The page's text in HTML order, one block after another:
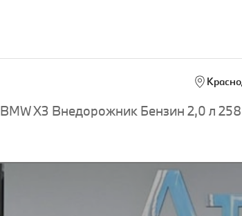
BMW X3 Внедорожник Бензин 2,0 л